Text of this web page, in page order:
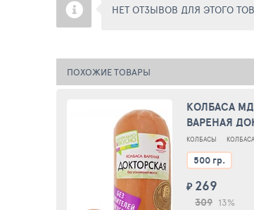
НЕТ ОТЗЫВОВ ДЛЯ ЭТОГО
ПОХОЖИЕ ТОВАРЫ
КОЛБАСА
ВАРЕНАЯ
КОЛБАСЫ
500 гр.
₽ 269
309 13%